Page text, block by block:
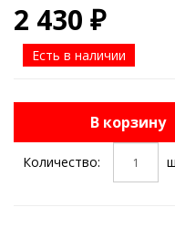
2 430 ₽
Есть в наличии
В корзину
Количество: